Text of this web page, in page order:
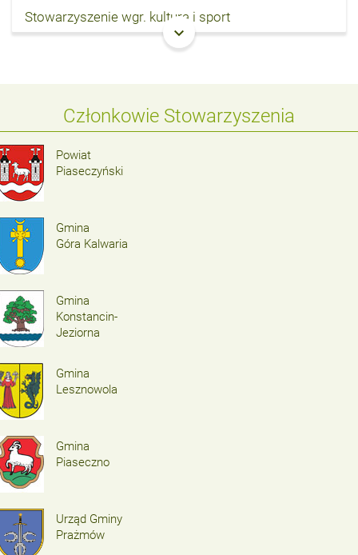
Stowarzyszenie wgr. kultura i sport
keyboard_arrow_down
Członkowie Stowarzyszenia
Powiat
Piaseczyński
Gmina
Góra Kalwaria
Gmina
Konstancin-
Jeziorna
Gmina
Lesznowola
Gmina
Piaseczno
Urząd Gminy
Prażmów